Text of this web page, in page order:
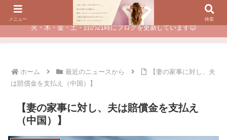
夫に不倫されたつらい経験が、あなたのチャンスに変わるカウンセリング
火・木・金・土・日の21時にブログを更新しています😊
ホーム 最近のニュースから
【妻の家事に対し、夫
は賠償金を支払え（中国）】
【妻の家事に対し、夫は賠償金を支払え
（中国）】
メニュー 検索